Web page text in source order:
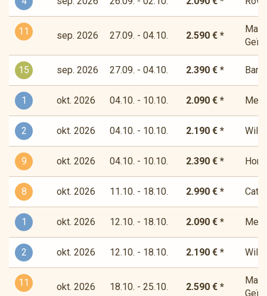
11 sep. 2026 27.09. - 04.10. 2.590 € *
15 sep. 2026 27.09. - 04.10. 2.390 € *
1 okt. 2026 04.10. - 10.10. 2.090 € *
2 okt. 2026 04.10. - 10.10. 2.190 € *
9 okt. 2026 04.10. - 10.10. 2.390 € *
8 okt. 2026 11.10. - 18.10. 2.990 € *
1 okt. 2026 12.10. - 18.10. 2.090 € *
2 okt. 2026 12.10. - 18.10. 2.190 € *
11 okt. 2026 18.10. - 25.10. 2.590 € *